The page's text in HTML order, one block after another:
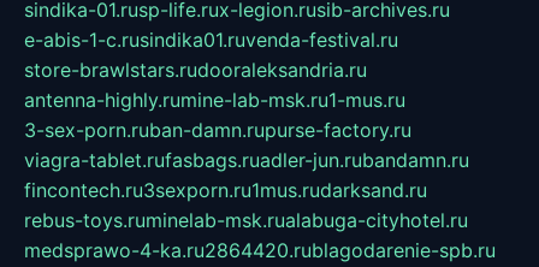
sindika-01.rusp-life.rux-legion.rusib-archives.ru
e-abis-1-c.rusindika01.ruvenda-festival.ru
store-brawlstars.rudooraleksandria.ru
antenna-highly.rumine-lab-msk.ru1-mus.ru
3-sex-porn.ruban-damn.rupurse-factory.ru
viagra-tablet.rufasbags.ruadler-jun.rubandamn.ru
fincontech.ru3sexporn.ru1mus.rudarksand.ru
rebus-toys.ruminelab-msk.rualabuga-cityhotel.ru
medsprawo-4-ka.ru2864420.rublagodarenie-spb.ru